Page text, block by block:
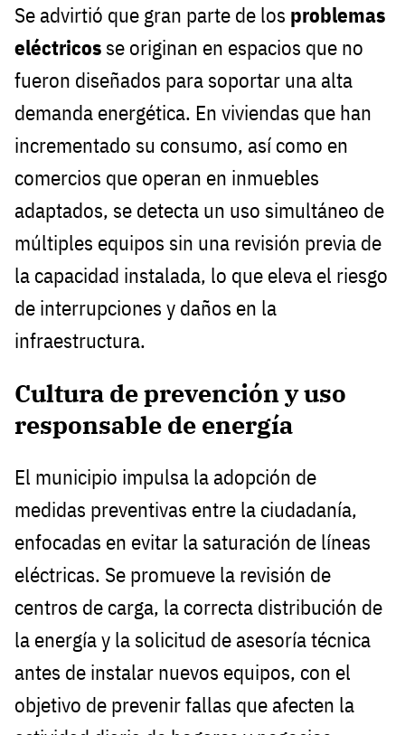
Se advirtió que gran parte de los problemas
eléctricos se originan en espacios que no
fueron diseñados para soportar una alta
demanda energética. En viviendas que han
incrementado su consumo, así como en
comercios que operan en inmuebles
adaptados, se detecta un uso simultáneo de
múltiples equipos sin una revisión previa de
la capacidad instalada, lo que eleva el riesgo
de interrupciones y daños en la
infraestructura.
Cultura de prevención y uso
responsable de energía
El municipio impulsa la adopción de
medidas preventivas entre la ciudadanía,
enfocadas en evitar la saturación de líneas
eléctricas. Se promueve la revisión de
centros de carga, la correcta distribución de
la energía y la solicitud de asesoría técnica
antes de instalar nuevos equipos, con el
objetivo de prevenir fallas que afecten la